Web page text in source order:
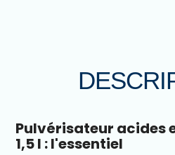
Pulvérisateur acides
1,5 l : l'essentiel